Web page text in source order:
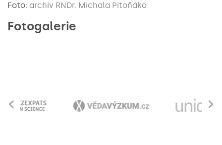
Foto: archiv RNDr. Michala Pitoňáka
Fotogalerie
›
‹